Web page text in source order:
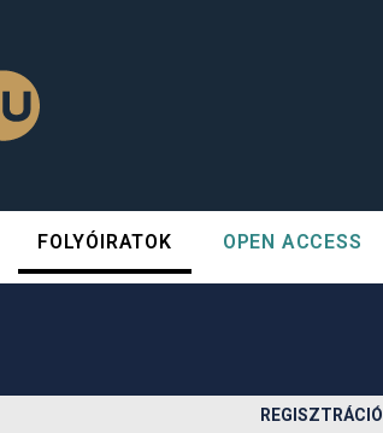
FOLYÓIRATOK
OPEN ACCESS
REGISZTRÁCIÓ